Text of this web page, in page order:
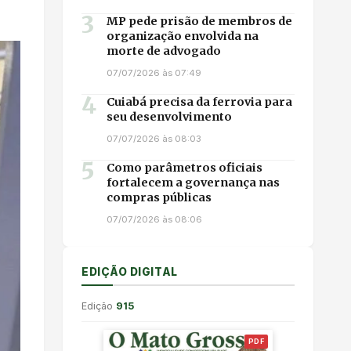
3
MP pede prisão de membros de
organização envolvida na
morte de advogado
07/07/2026 às 07:49
4
Cuiabá precisa da ferrovia para
seu desenvolvimento
07/07/2026 às 08:03
5
Como parâmetros oficiais
fortalecem a governança nas
compras públicas
07/07/2026 às 08:06
EDIÇÃO DIGITAL
Edição 915
PDF